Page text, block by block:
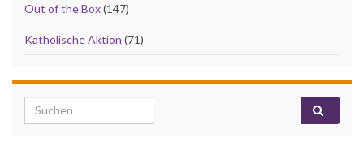
Out of the Box(147)
Katholische Aktion (71)
Search for: